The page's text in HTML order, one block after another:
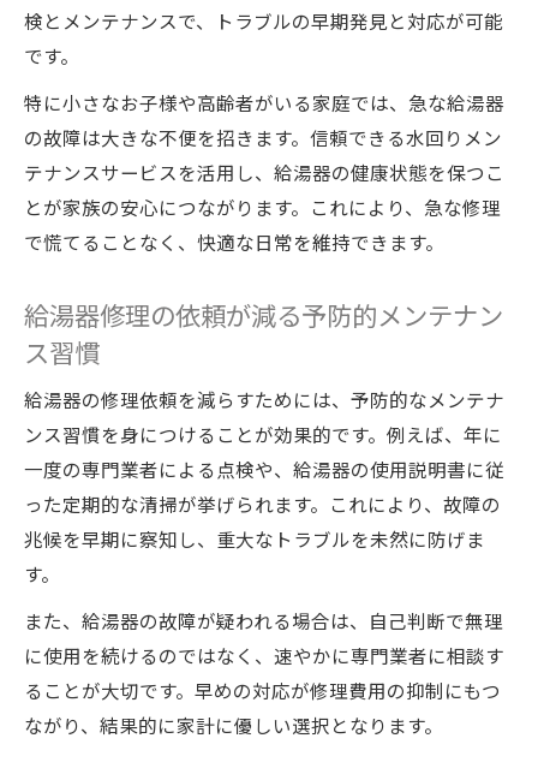
検とメンテナンスで、トラブルの早期発見と対応が可能
です。
特に小さなお子様や高齢者がいる家庭では、急な給湯器
の故障は大きな不便を招きます。信頼できる水回りメン
テナンスサービスを活用し、給湯器の健康状態を保つこ
とが家族の安心につながります。これにより、急な修理
で慌てることなく、快適な日常を維持できます。
給湯器修理の依頼が減る予防的メンテナン
ス習慣
給湯器の修理依頼を減らすためには、予防的なメンテナ
ンス習慣を身につけることが効果的です。例えば、年に
一度の専門業者による点検や、給湯器の使用説明書に従
った定期的な清掃が挙げられます。これにより、故障の
兆候を早期に察知し、重大なトラブルを未然に防げま
す。
また、給湯器の故障が疑われる場合は、自己判断で無理
に使用を続けるのではなく、速やかに専門業者に相談す
ることが大切です。早めの対応が修理費用の抑制にもつ
ながり、結果的に家計に優しい選択となります。